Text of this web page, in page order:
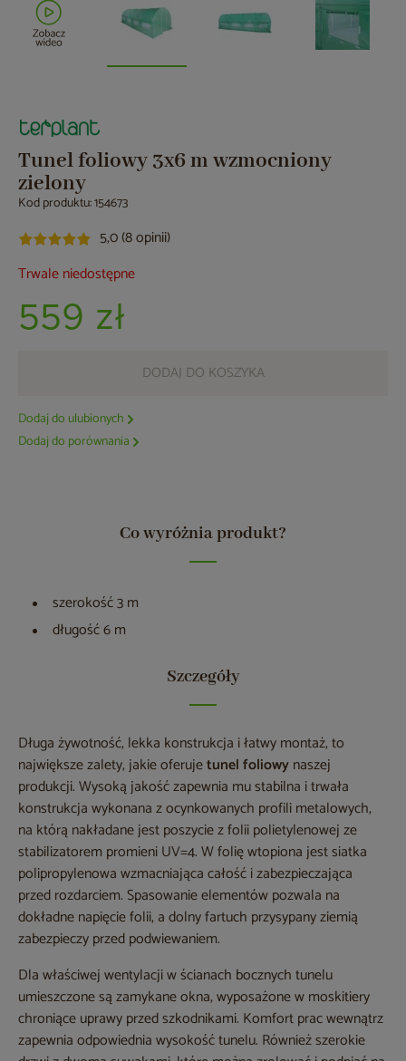
Tunel foliowy 3x6 m wzmocniony
zielony
Kod produktu: 154673
5,0 (8 opinii)
Trwale niedostępne
559 zł
DODAJ DO KOSZYKA
Dodaj do ulubionych
Dodaj do porównania
Co wyróżnia produkt?
szerokość 3 m
długość 6 m
Szczegóły
Długa żywotność, lekka konstrukcja i łatwy montaż, to
największe zalety, jakie oferujetunel foliowynaszej
produkcji. Wysoką jakość zapewnia mu stabilna i trwała
konstrukcja wykonana z ocynkowanych profili metalowych,
na którą nakładane jest poszycie z folii polietylenowej ze
stabilizatorem promieni UV=4. W folię wtopiona jest siatka
polipropylenowa wzmacniająca całość i zabezpieczająca
przed rozdarciem. Spasowanie elementów pozwala na
dokładne napięcie folii, a dolny fartuch przysypany ziemią
zabezpieczy przed podwiewaniem.
Dla właściwej wentylacji w ścianach bocznych tunelu
umieszczone są zamykane okna, wyposażone w moskitiery
chroniące uprawy przed szkodnikami. Komfort prac wewnątrz
zapewnia odpowiednia wysokość tunelu. Również szerokie